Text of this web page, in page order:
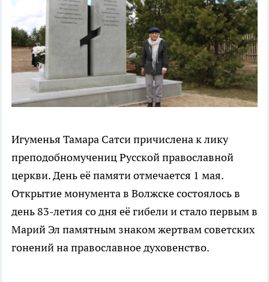
Игуменья Тамара Сатси причислена к лику
преподобномучениц Русской православной
церкви. День её памяти отмечается 1 мая.
Открытие монумента в Волжске состоялось в
день 83-летия со дня её гибели и стало первым в
Марий Эл памятным знаком жертвам советских
гонений на православное духовенство.